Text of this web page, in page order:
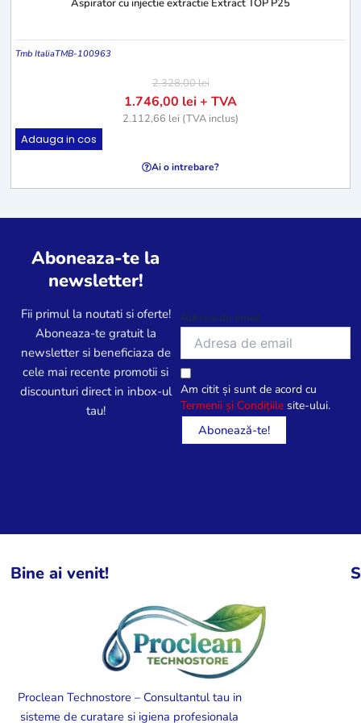
Tmb ItaliaTMB-100963
2.328,00lei
1.746,00 lei+ TVA
2.112,66 lei (TVA inclus)
Adauga in cos
Ai o intrebare?
Aboneaza-te la
newsletter!
Fii primul la noutati si oferte!
Aboneaza-te gratuit la
newsletter si beneficiaza de
cele mai recente promotii si
discounturi direct in inbox-ul
tau!
Adresa de email
Am citit și sunt de acord cu
Termenii și Condițiile site-ului.
Bine ai venit!
Proclean Technostore – Consultantul tau in
sisteme de curatare si igiena profesionala